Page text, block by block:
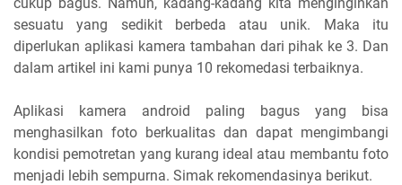
sesuatu yang sedikit berbeda atau unik. Maka itu
diperlukan aplikasi kamera tambahan dari pihak ke 3. Dan
dalam artikel ini kami punya 10 rekomedasi terbaiknya.
Aplikasi kamera android paling bagus yang bisa
menghasilkan foto berkualitas dan dapat mengimbangi
kondisi pemotretan yang kurang ideal atau membantu foto
menjadi lebih sempurna. Simak rekomendasinya berikut.